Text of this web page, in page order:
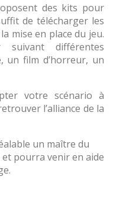
des kits pour
de télécharger les
mise en place du jeu.
différentes
un film d’horreur, un
votre scénario à
l’alliance de la
un maître du
pourra venir en aide